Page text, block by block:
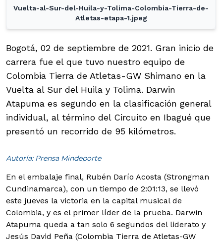
Vuelta-al-Sur-del-Huila-y-Tolima-Colombia-Tierra-de-
Atletas-etapa-1.jpeg
Bogotá, 02 de septiembre de 2021. Gran inicio de
carrera fue el que tuvo nuestro equipo de
Colombia Tierra de Atletas-GW Shimano en la
Vuelta al Sur del Huila y Tolima. Darwin
Atapuma es segundo en la clasificación general
individual, al término del Circuito en Ibagué que
presentó un recorrido de 95 kilómetros.
Autoría: Prensa Mindeporte
En el embalaje final, Rubén Darío Acosta (Strongman
Cundinamarca), con un tiempo de 2:01:13, se llevó
este jueves la victoria en la capital musical de
Colombia, y es el primer líder de la prueba. Darwin
Atapuma queda a tan solo 6 segundos del liderato y
Jesús David Peña (Colombia Tierra de Atletas-GW